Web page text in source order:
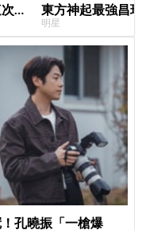
要
東方神起最強昌
的」
明星
！孔曉振「一槍爆